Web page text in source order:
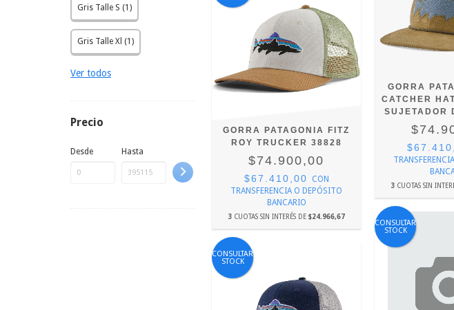
Gris Talle S (1)
Gris Talle Xl (1)
Ver todos
Precio
Desde Hasta
GORRA PATAGONIA FITZ
ROY TRUCKER 38828
$74.900,00
$67.410,00
CON
TRANSFERENCIA O DEPÓSITO
BANCARIO
3 CUOTAS SIN INTERÉS DE$24.966,67
GORRA
CATCHER
SUJETADOR
3 CUOTAS SIN
CONSULTAR
STOCK
CONSULTAR
STOCK